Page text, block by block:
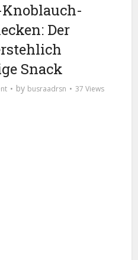
Der
Snack
by busraadrsn 37 Views